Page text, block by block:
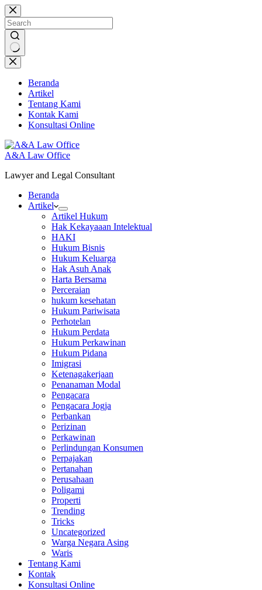
Skip
to
content
No
results
Beranda
Artikel
Tentang Kami
Kontak Kami
Konsultasi Online
A&A Law Office
Lawyer and Legal Consultant
Beranda
Artikel
Artikel Hukum
Hak Kekayaaan Intelektual
HAKI
Hukum Bisnis
Hukum Keluarga
Hak Asuh Anak
Harta Bersama
Perceraian
hukum kesehatan
Hukum Pariwisata
Perhotelan
Hukum Perdata
Hukum Perkawinan
Hukum Pidana
Imigrasi
Ketenagakerjaan
Penanaman Modal
Pengacara
Pengacara Jogja
Perbankan
Perizinan
Perkawinan
Perlindungan Konsumen
Perpajakan
Pertanahan
Perusahaan
Poligami
Properti
Trending
Tricks
Uncategorized
Warga Negara Asing
Waris
Tentang Kami
Kontak
Konsultasi Online